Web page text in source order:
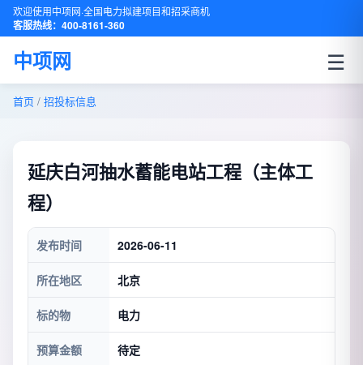
欢迎使用中项网·全国电力拟建项目和招采商机
客服热线：400-8161-360
中项网 ☰
首页 / 招投标信息
延庆白河抽水蓄能电站工程（主体工
程）
发布时间 2026-06-11
所在地区 北京
标的物 电力
预算金额 待定